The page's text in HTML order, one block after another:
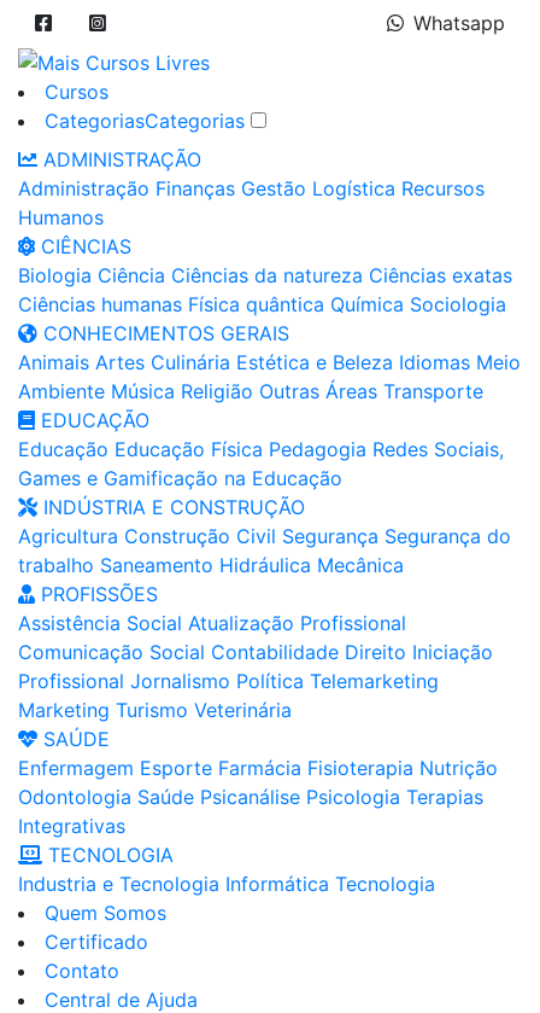
Whatsapp
Cursos
CategoriasCategorias
ADMINISTRAÇÃO
Administração Finanças Gestão Logística Recursos
Humanos
CIÊNCIAS
Biologia Ciência Ciências da natureza Ciências exatas
Ciências humanas Física quântica Química Sociologia
CONHECIMENTOS GERAIS
Animais Artes Culinária Estética e Beleza Idiomas Meio
Ambiente Música Religião Outras Áreas Transporte
EDUCAÇÃO
Educação Educação Física Pedagogia Redes Sociais,
Games e Gamificação na Educação
INDÚSTRIA E CONSTRUÇÃO
Agricultura Construção Civil Segurança Segurança do
trabalho Saneamento Hidráulica Mecânica
PROFISSÕES
Assistência Social Atualização Profissional
Comunicação Social Contabilidade Direito Iniciação
Profissional Jornalismo Política Telemarketing
Marketing Turismo Veterinária
SAÚDE
Enfermagem Esporte Farmácia Fisioterapia Nutrição
Odontologia Saúde Psicanálise Psicologia Terapias
Integrativas
TECNOLOGIA
Industria e Tecnologia Informática Tecnologia
Quem Somos
Certificado
Contato
Central de Ajuda